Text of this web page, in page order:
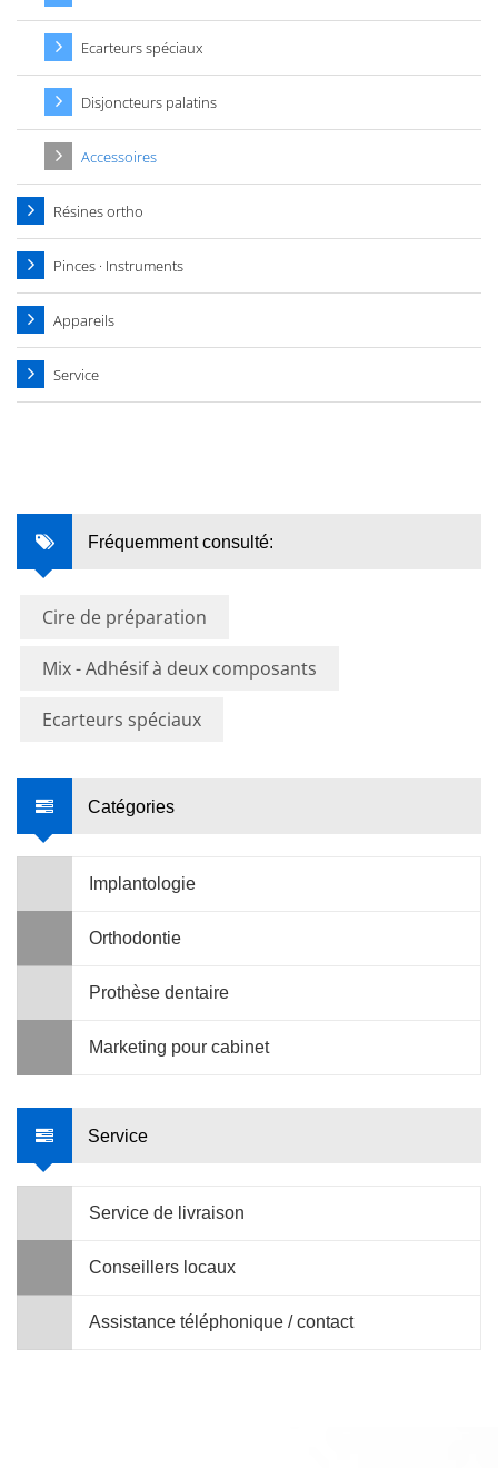
Ecarteurs spéciaux
Disjoncteurs palatins
Accessoires
Résines ortho
Pinces · Instruments
Appareils
Service
Fréquemment consulté:
Cire de préparation
Mix - Adhésif à deux composants
Ecarteurs spéciaux
Catégories
Implantologie
Orthodontie
Prothèse dentaire
Marketing pour cabinet
Service
Service de livraison
Conseillers locaux
Assistance téléphonique / contact